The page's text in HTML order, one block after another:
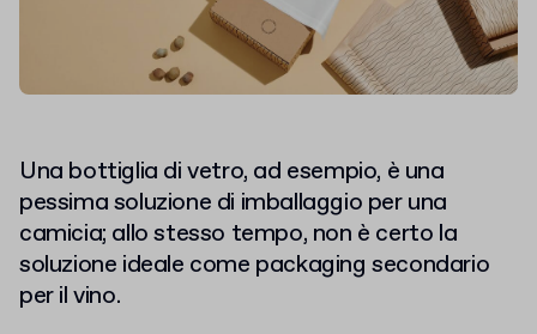
Una bottiglia di vetro, ad esempio, è una
pessima soluzione di imballaggio per una
camicia; allo stesso tempo, non è certo la
soluzione ideale come packaging secondario
per il vino.